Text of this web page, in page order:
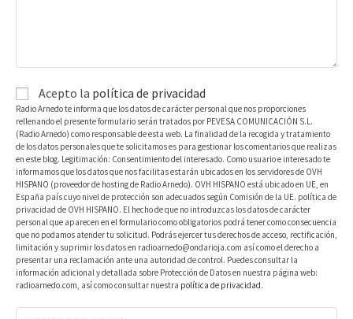
Acepto la política de privacidad
Radio Arnedo te informa que los datos de carácter personal que nos proporciones
rellenando el presente formulario serán tratados por PEVESA COMUNICACIÓN S.L.
(Radio Arnedo) como responsable de esta web. La finalidad de la recogida y tratamiento
de los datos personales que te solicitamos es para gestionar los comentarios que realizas
en este blog. Legitimación: Consentimiento del interesado. Como usuario e interesado te
informamos que los datos que nos facilitas estarán ubicados en los servidores de OVH
HISPANO (proveedor de hosting de Radio Arnedo). OVH HISPANO está ubicado en UE, en
España país cuyo nivel de protección son adecuados según Comisión de la UE. política de
privacidad de OVH HISPANO. El hecho de que no introduzcas los datos de carácter
personal que aparecen en el formulario como obligatorios podrá tener como consecuencia
que no podamos atender tu solicitud. Podrás ejercer tus derechos de acceso, rectificación,
limitación y suprimir los datos en radioarnedo@ondarioja.com así como el derecho a
presentar una reclamación ante una autoridad de control. Puedes consultar la
información adicional y detallada sobre Protección de Datos en nuestra página web:
radioarnedo.com, así como consultar nuestra política de privacidad.